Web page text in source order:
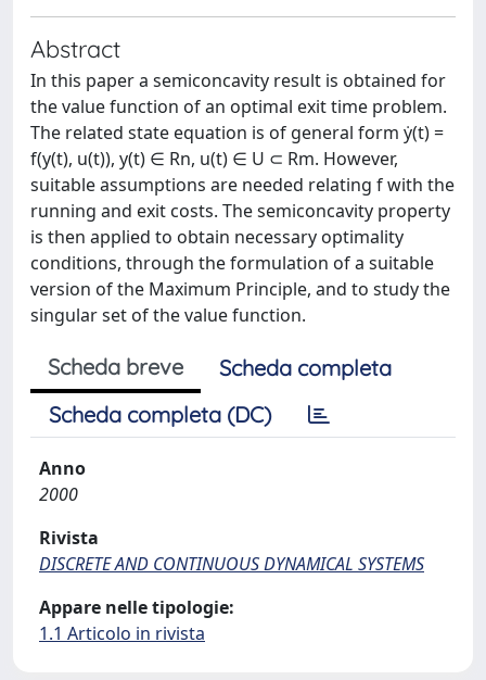
Abstract
In this paper a semiconcavity result is obtained for
the value function of an optimal exit time problem.
The related state equation is of general form ẏ(t) =
f(y(t), u(t)), y(t) ∈ Rn, u(t) ∈ U ⊂ Rm. However,
suitable assumptions are needed relating f with the
running and exit costs. The semiconcavity property
is then applied to obtain necessary optimality
conditions, through the formulation of a suitable
version of the Maximum Principle, and to study the
singular set of the value function.
Scheda breve
Scheda completa
Scheda completa (DC)
Anno
2000
Rivista
DISCRETE AND CONTINUOUS DYNAMICAL SYSTEMS
Appare nelle tipologie:
1.1 Articolo in rivista